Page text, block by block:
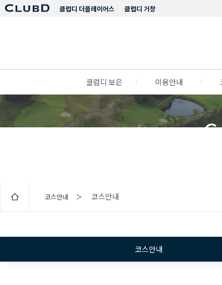
클럽디 거창
클럽디 더플레이어스
클럽디 보은 이용안내
코스안내 ＞ 코스안내
코스안내